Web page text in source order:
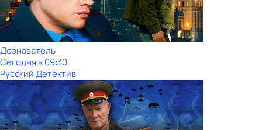
Дознаватель
Сегодня в 09:30
Русский Детектив